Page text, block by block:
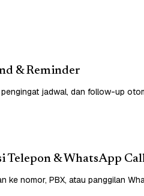
& Reminder
pengingat jadwal, dan follow-up
Telepon & WhatsApp
ke nomor, PBX, atau panggilan